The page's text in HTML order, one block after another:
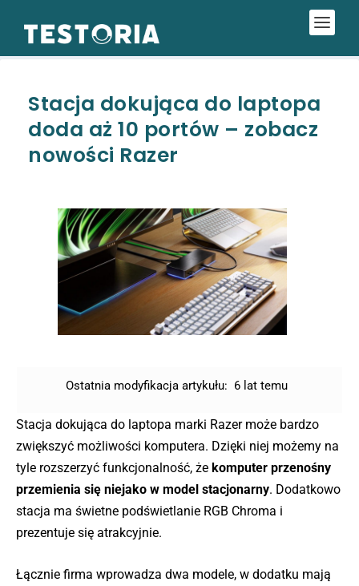
Stacja dokująca do laptopa
doda aż 10 portów – zobacz
nowości Razer
Ostatnia modyfikacja artykułu: 6 lat temu
Stacja dokująca do laptopa marki Razer może bardzo
zwiększyć możliwości komputera. Dzięki niej możemy na
tyle rozszerzyć funkcjonalność, że komputer przenośny
przemienia się niejako w model stacjonarny. Dodatkowo
stacja ma świetne podświetlanie RGB Chroma i
prezentuje się atrakcyjnie.
Łącznie firma wprowadza dwa modele, w dodatku mają